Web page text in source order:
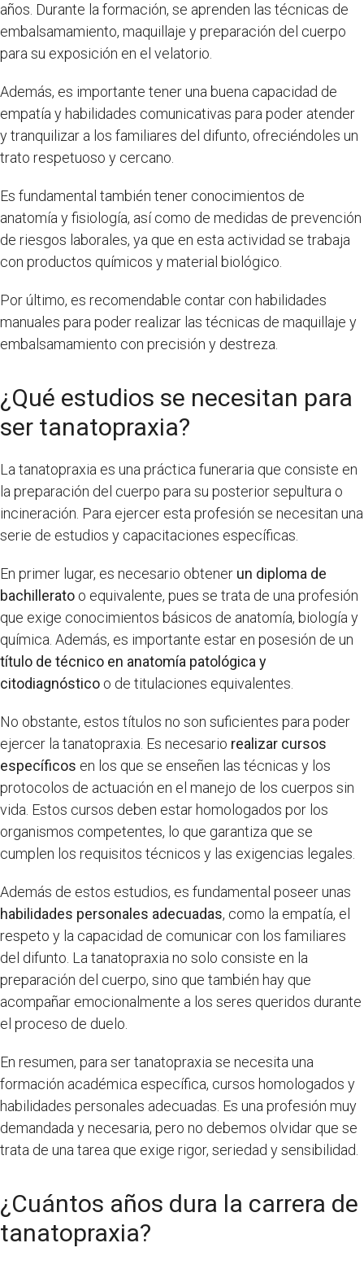
años. Durante la formación, se aprenden las técnicas de
embalsamamiento, maquillaje y preparación del cuerpo
para su exposición en el velatorio.
Además, es importante tener una buena capacidad de
empatía y habilidades comunicativas para poder atender
y tranquilizar a los familiares del difunto, ofreciéndoles un
trato respetuoso y cercano.
Es fundamental también tener conocimientos de
anatomía y fisiología, así como de medidas de prevención
de riesgos laborales, ya que en esta actividad se trabaja
con productos químicos y material biológico.
Por último, es recomendable contar con habilidades
manuales para poder realizar las técnicas de maquillaje y
embalsamamiento con precisión y destreza.
¿Qué estudios se necesitan para
ser tanatopraxia?
La tanatopraxia es una práctica funeraria que consiste en
la preparación del cuerpo para su posterior sepultura o
incineración. Para ejercer esta profesión se necesitan una
serie de estudios y capacitaciones específicas.
En primer lugar, es necesario obtener un diploma de
bachillerato o equivalente, pues se trata de una profesión
que exige conocimientos básicos de anatomía, biología y
química. Además, es importante estar en posesión de un
título de técnico en anatomía patológica y
citodiagnóstico o de titulaciones equivalentes.
No obstante, estos títulos no son suficientes para poder
ejercer la tanatopraxia. Es necesario realizar cursos
específicos en los que se enseñen las técnicas y los
protocolos de actuación en el manejo de los cuerpos sin
vida. Estos cursos deben estar homologados por los
organismos competentes, lo que garantiza que se
cumplen los requisitos técnicos y las exigencias legales.
Además de estos estudios, es fundamental poseer unas
habilidades personales adecuadas, como la empatía, el
respeto y la capacidad de comunicar con los familiares
del difunto. La tanatopraxia no solo consiste en la
preparación del cuerpo, sino que también hay que
acompañar emocionalmente a los seres queridos durante
el proceso de duelo.
En resumen, para ser tanatopraxia se necesita una
formación académica específica, cursos homologados y
habilidades personales adecuadas. Es una profesión muy
demandada y necesaria, pero no debemos olvidar que se
trata de una tarea que exige rigor, seriedad y sensibilidad.
¿Cuántos años dura la carrera de
tanatopraxia?